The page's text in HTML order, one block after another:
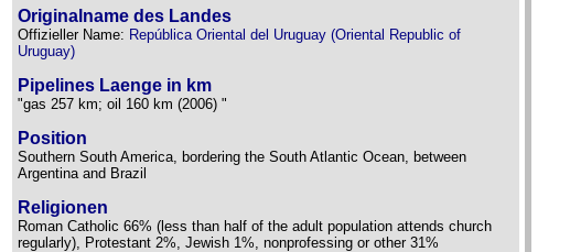
Originalname des Landes
Offizieller Name: República Oriental del Uruguay (Oriental Republic of
Uruguay)
Pipelines Laenge in km
"gas 257 km; oil 160 km (2006) "
Position
Southern South America, bordering the South Atlantic Ocean, between
Argentina and Brazil
Religionen
Roman Catholic 66% (less than half of the adult population attends church
regularly), Protestant 2%, Jewish 1%, nonprofessing or other 31%